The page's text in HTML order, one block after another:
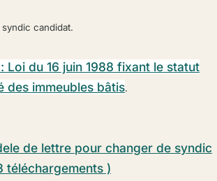
candidat.
Loi du 16 juin 1988 fixant le statut
des immeubles bâtis.
de lettre pour changer de syndic
téléchargements )